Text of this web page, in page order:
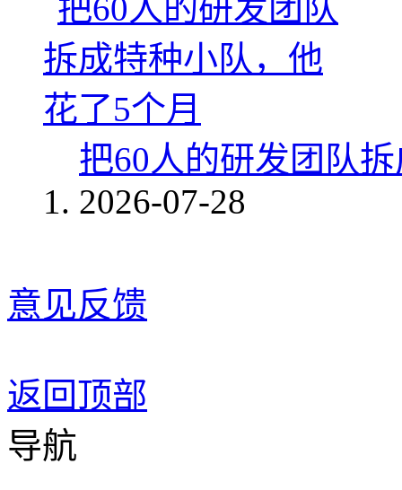
把60人的研发团队
2026-07-28
意见反馈
返回顶部
导航